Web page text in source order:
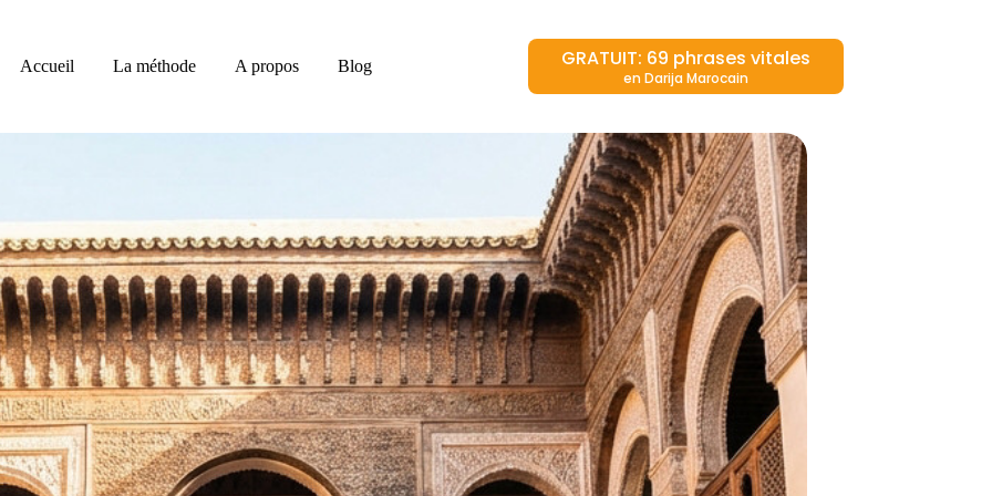
Accueil
La méthode A propos Blog GRATUIT: 69 phrases vitales
en Darija Marocain